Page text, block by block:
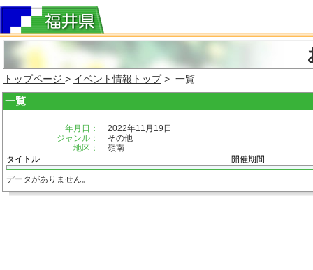
トップページ > イベント情報トップ> 一覧
一覧
年月日：
2022年11月19日
ジャンル：
その他
地区：
嶺南
タイトル
開催期間
データがありません。